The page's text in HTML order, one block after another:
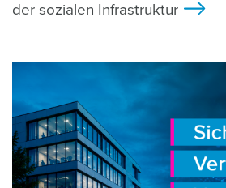
der sozialen Infrastruktur